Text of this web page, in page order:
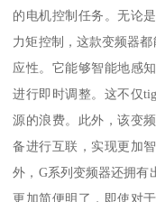
的电机控制任务。无论
力矩控制，这款变频器
应性。它能够智能地感
进行即时调整。这不仅
源的浪费。此外，该变
备进行互联，实现更加
外，G系列变频器还拥有
更加简便明了，即使对